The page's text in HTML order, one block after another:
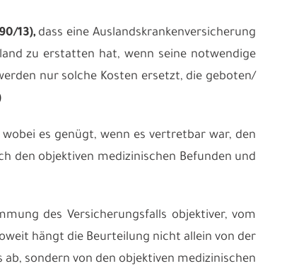
13),dass eine Auslandskrankenversicherung
zu erstatten hat, wenn seine notwendige
nur solche Kosten ersetzt, die geboten/
es genügt, wenn es vertretbar war, den
den objektiven medizinischen Befunden und
des Versicherungsfalls objektiver, vom
hängt die Beurteilung nicht allein von der
sondern von den objektiven medizinischen